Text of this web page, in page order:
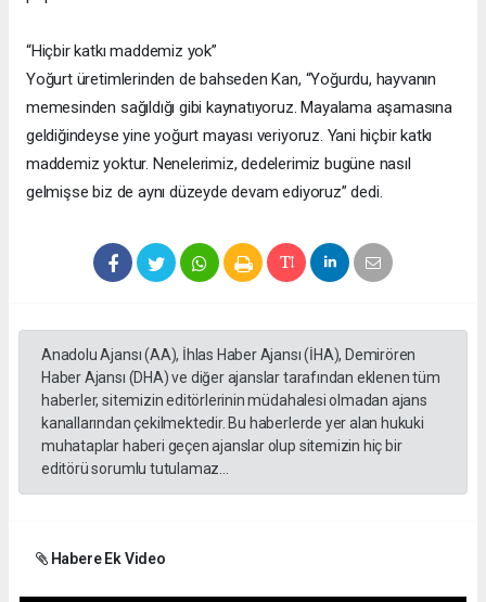
“Hiçbir katkı maddemiz yok”
Yoğurt üretimlerinden de bahseden Kan, “Yoğurdu, hayvanın
memesinden sağıldığı gibi kaynatıyoruz. Mayalama aşamasına
geldiğindeyse yine yoğurt mayası veriyoruz. Yani hiçbir katkı
maddemiz yoktur. Nenelerimiz, dedelerimiz bugüne nasıl
gelmişse biz de aynı düzeyde devam ediyoruz” dedi.
Anadolu Ajansı (AA), İhlas Haber Ajansı (İHA), Demirören
Haber Ajansı (DHA) ve diğer ajanslar tarafından eklenen tüm
haberler, sitemizin editörlerinin müdahalesi olmadan ajans
kanallarından çekilmektedir. Bu haberlerde yer alan hukuki
muhataplar haberi geçen ajanslar olup sitemizin hiç bir
editörü sorumlu tutulamaz...
Habere Ek Video